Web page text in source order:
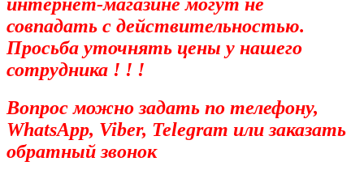
совпадать с действительностью.
Просьба уточнять цены у нашего
сотрудника ! ! !
Вопрос можно задать по телефону,
WhatsApp, Viber, Telegram или заказать
обратный звонок